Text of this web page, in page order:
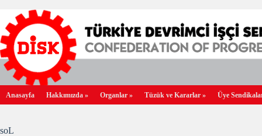
Anasayfa Hakkımızda » Organlar » Tüzük ve Kararlar » Üye
soL